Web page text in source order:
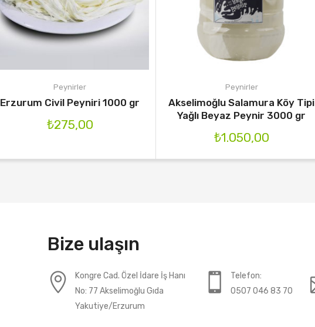
Peynirler
Erzurum Civil Peyniri 1000 gr
₺275,00
Peynirler
Akselimoğlu Salamura Köy Tipi
Yağlı Beyaz Peynir 3000 gr
₺1.050,00
Bize ulaşın
Kongre Cad. Özel İdare İş Hanı
No: 77 Akselimoğlu Gıda
Yakutiye/Erzurum
Telefon:
0507 046 83 70